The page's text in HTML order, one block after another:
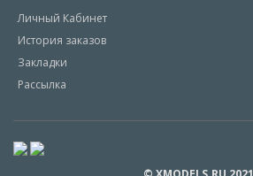
Личный Кабинет
История заказов
Закладки
Рассылка